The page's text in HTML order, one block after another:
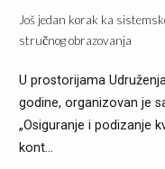
Još jedan korak ka
stručnog obrazovanja
U prostorijama
godine, organizovan je
„Osiguranje i podizanje
kont...